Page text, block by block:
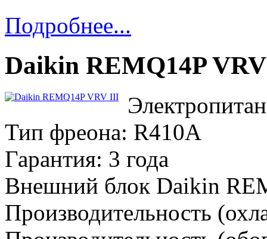
Подробнее...
Daikin REMQ14P
Тип фреона: R410A
Гарантия: 3 года
Внешний блок Daikin
Производительность